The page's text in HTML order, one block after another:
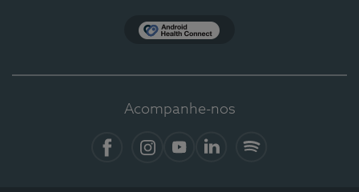
Acompanhe-nos